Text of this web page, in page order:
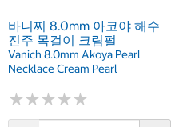
바니찌 8.0mm 아코야 해수
진주 목걸이 크림펄
Vanich 8.0mm Akoya Pearl
Necklace Cream Pearl
★★★★★
★★★★★